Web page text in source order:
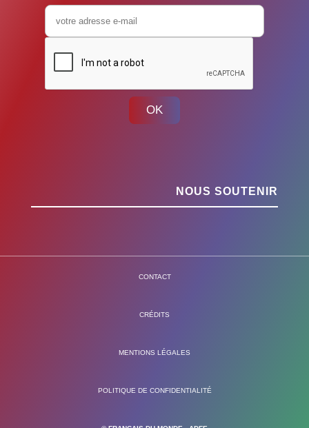
OK
NOUS SOUTENIR
CONTACT
CRÉDITS
MENTIONS LÉGALES
POLITIQUE DE CONFIDENTIALITÉ